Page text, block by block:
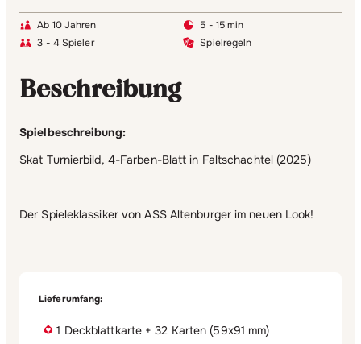
Ab 10 Jahren
5 - 15 min
3 - 4 Spieler
Spielregeln
Beschreibung
Spielbeschreibung:
Skat Turnierbild, 4-Farben-Blatt in Faltschachtel (2025)
Der Spieleklassiker von ASS Altenburger im neuen Look!
Lieferumfang:
1 Deckblattkarte + 32 Karten (59x91 mm)